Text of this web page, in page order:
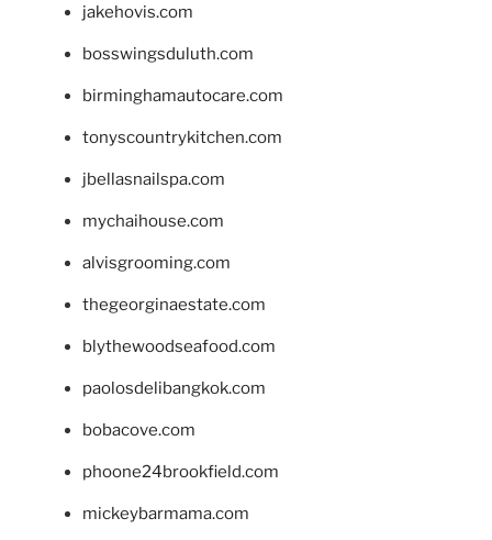
jakehovis.com
bosswingsduluth.com
birminghamautocare.com
tonyscountrykitchen.com
jbellasnailspa.com
mychaihouse.com
alvisgrooming.com
thegeorginaestate.com
blythewoodseafood.com
paolosdelibangkok.com
bobacove.com
phoone24brookfield.com
mickeybarmama.com